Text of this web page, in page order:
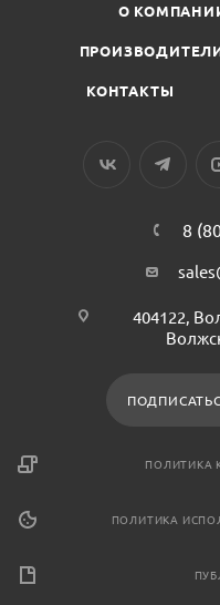
О
КОНТАКТЫ
8
404122,
ПОЛИТИКА
ПОЛИТИКА